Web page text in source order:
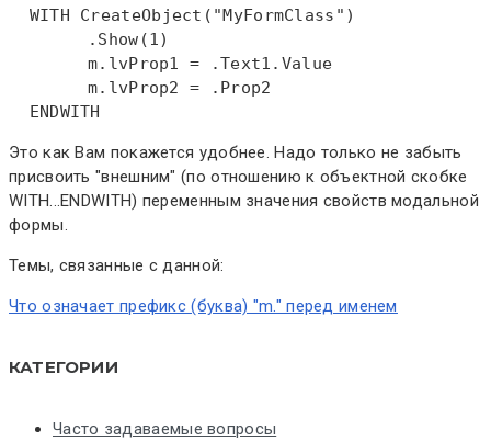
WITH
CreateObject ("MyFormClass")
  	.
Show (1)
  	m.lvProp1 = .
Text1.Value
ENDWITH
Это как Вам покажется удобнее. Надо только не забыть
присвоить "внешним" (по отношению к объектной скобке
WITH...ENDWITH) переменным значения свойств модальной
формы.
Темы, связанные с данной:
Что означает префикс (буква) "m." перед именем
КАТЕГОРИИ
Часто задаваемые вопросы